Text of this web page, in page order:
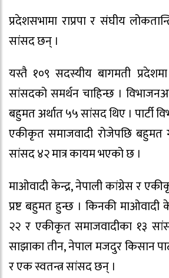
प्रदेशसभामा राप्रपा र संघीय
सांसद छन् ।
यस्तै १०९ सदस्यीय बागमती
सांसदको समर्थन चाहिन्छ ।
बहुमत अर्थात ५५ सांसद थिए । पार्टी
एकीकृत समाजवादी रोजेपछि
सांसद ४२ मात्र कायम भएको छ ।
माओवादी केन्द्र, नेपाली कांग्रेस र
प्रष्ट बहुमत हुन्छ । किनकी माओवादी
२२ र एकीकृत समाजवादीका १३
साझाका तीन, नेपाल मजदुर किसान
र एक स्वतन्त्र सांसद छन् ।